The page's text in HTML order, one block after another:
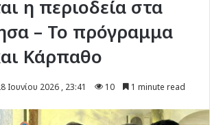
η περιοδεία στα
– Το πρόγραμμα
Κάρπαθο
Ιουνίου 2026 , 23:41 10 1 minute read